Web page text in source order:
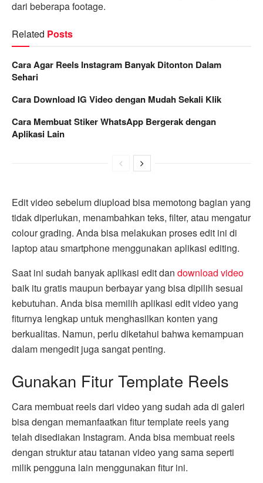
dari beberapa footage.
Related Posts
Cara Agar Reels Instagram Banyak Ditonton Dalam
Sehari
Cara Download IG Video dengan Mudah Sekali Klik
Cara Membuat Stiker WhatsApp Bergerak dengan
Aplikasi Lain
Edit video sebelum diupload bisa memotong bagian yang
tidak diperlukan, menambahkan teks, filter, atau mengatur
colour grading. Anda bisa melakukan proses edit ini di
laptop atau smartphone menggunakan aplikasi editing.
Saat ini sudah banyak aplikasi edit dan download video
baik itu gratis maupun berbayar yang bisa dipilih sesuai
kebutuhan. Anda bisa memilih aplikasi edit video yang
fiturnya lengkap untuk menghasilkan konten yang
berkualitas. Namun, perlu diketahui bahwa kemampuan
dalam mengedit juga sangat penting.
Gunakan Fitur Template Reels
Cara membuat reels dari video yang sudah ada di galeri
bisa dengan memanfaatkan fitur template reels yang
telah disediakan Instagram. Anda bisa membuat reels
dengan struktur atau tatanan video yang sama seperti
milik pengguna lain menggunakan fitur ini.